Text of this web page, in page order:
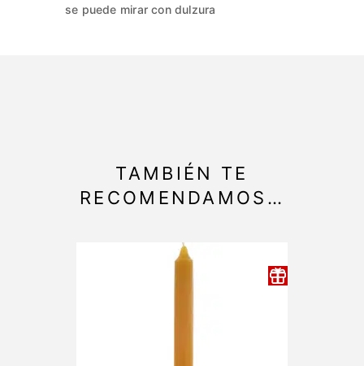
se puede mirar con dulzura
TAMBIÉN TE
RECOMENDAMOS…